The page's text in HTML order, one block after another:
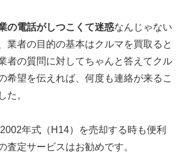
の電話がしつこくて迷惑なんじゃない
業者の目的の基本はクルマを買取ると
者の質問に対してちゃんと答えてクル
希望を伝えれば、何度も連絡が来るこ
た。
年式（H14）を売却する時も便利
査定サービスはお勧めです。